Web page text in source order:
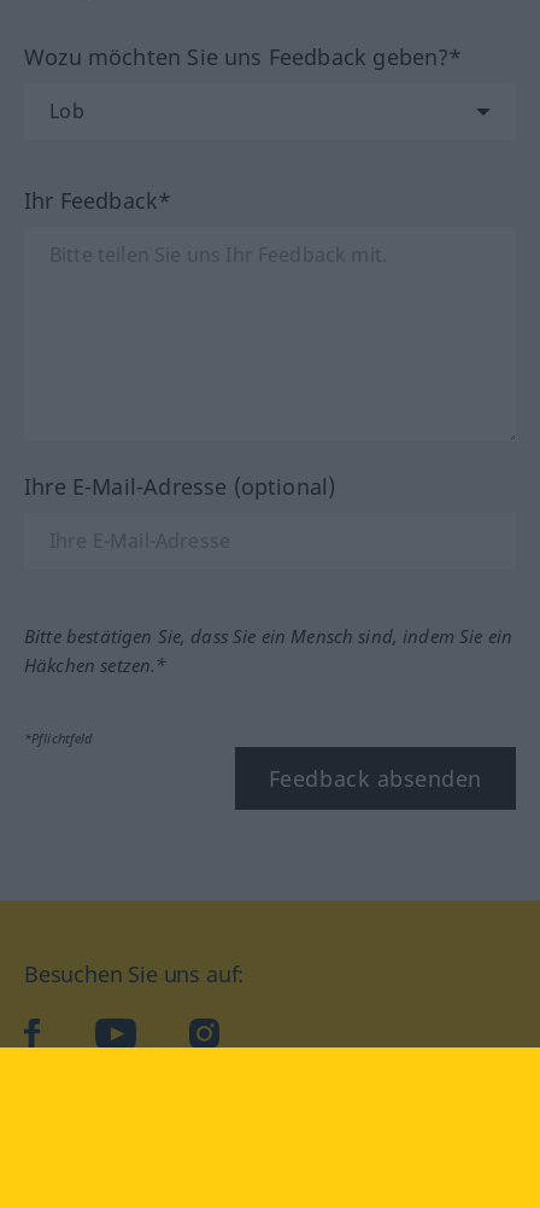
Wozu möchten Sie uns Feedback geben?*
Ihr Feedback*
Ihre E-Mail-Adresse (optional)
Bitte bestätigen Sie, dass Sie ein Mensch sind, indem Sie ein
Häkchen setzen.*
*Pflichtfeld
Feedback absenden
Besuchen Sie uns auf:
facebookYouTube Instagram